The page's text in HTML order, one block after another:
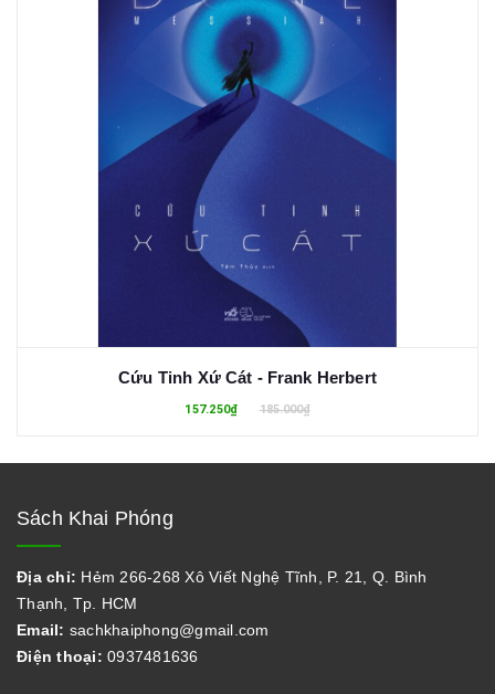
Cứu Tinh Xứ Cát - Frank Herbert
157.250₫ 185.000₫
Sách Khai Phóng
Địa chỉ: Hẻm 266-268 Xô Viết Nghệ Tĩnh, P. 21, Q. Bình
Thạnh, Tp. HCM
Email: sachkhaiphong@gmail.com
Điện thoại: 0937481636